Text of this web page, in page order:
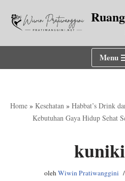
Lompat
Menu
Home » Kesehatan » Habbat’s Drink
Kebutuhan Gaya Hidup Sehat
olehWiwin Pratiwanggini